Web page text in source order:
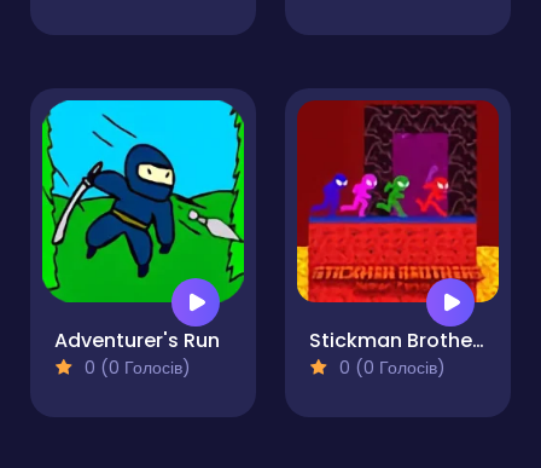
Adventurer's Run
0 (0 Голосів)
Stickman Brothers Nether Parkour
0 (0 Голосів)